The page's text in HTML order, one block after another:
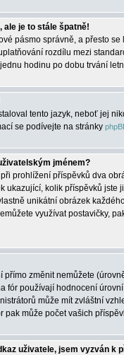
ale je to stále špatně!
pásmo správně, a přesto
rozdílu mezi
hodinu po dobu trvání
tento jazyk, neboť jej
se podívejte na stránky
jménem?
prohlížení příspěvků dva
ukazující, kolik příspěvků
unikátní obrázek
využívat postavičky,
přímo změnit nemůžete
fór používají hodnocení
může mít zvláštní
pak může počet vašich
uživatele, jsem vyzván k